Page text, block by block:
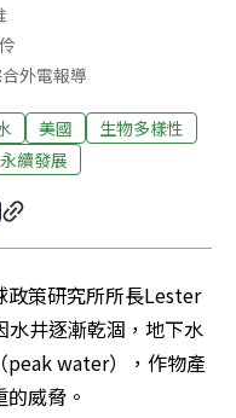
外電報導
美國
生物多樣性
永續發展
政策研究所所長Lester
井逐漸乾涸，地下水
peak water），作物產
威脅。